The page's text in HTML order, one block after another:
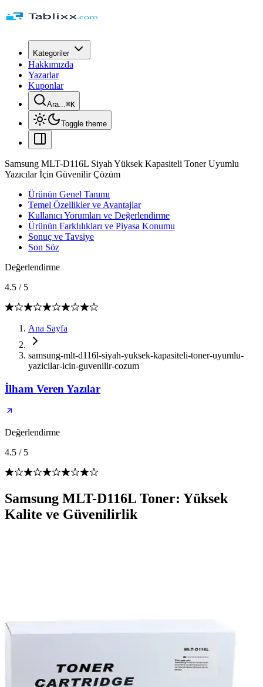
Kategoriler
Hakkımızda
Yazarlar
Kuponlar
Ara...⌘K
Toggle theme
Samsung MLT-D116L Siyah Yüksek Kapasiteli Toner Uyumlu
Yazıcılar İçin Güvenilir Çözüm
Ürünün Genel Tanımı
Temel Özellikler ve Avantajlar
Kullanıcı Yorumları ve Değerlendirme
Ürünün Farklılıkları ve Piyasa Konumu
Sonuç ve Tavsiye
Son Söz
Değerlendirme
4.5 / 5
Ana Sayfa
samsung-mlt-d116l-siyah-yuksek-kapasiteli-toner-uyumlu-
yazicilar-icin-guvenilir-cozum
İlham Veren Yazılar
Değerlendirme
4.5 / 5
Samsung MLT-D116L Toner: Yüksek
Kalite ve Güvenilirlik